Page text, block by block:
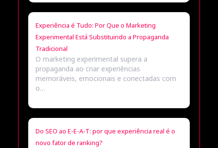
Experiência é Tudo: Por Que o Marketing
Experimental Está Substituindo a Propaganda
Tradicional
O marketing experimental supera a
propaganda ao criar experiências
memoráveis, emocionais e conectadas com
o…
Do SEO ao E-E-A-T: por que experiência real é o
novo fator de ranking?